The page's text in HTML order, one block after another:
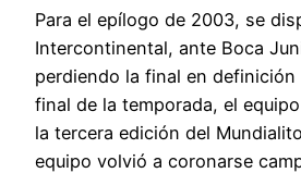
Para el epílogo de 2003, se
Intercontinental, ante Boca
perdiendo la final en definición
final de la temporada, el
la tercera edición del
equipo volvió a coronarse